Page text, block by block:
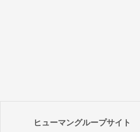
ヒューマングループサイト